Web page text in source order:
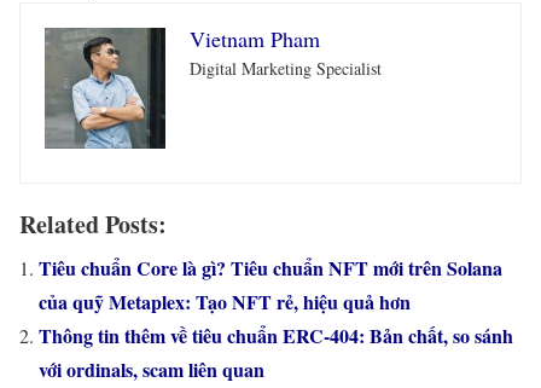
Vietnam Pham
Digital Marketing Specialist
Related Posts:
Tiêu chuẩn Core là gì? Tiêu chuẩn NFT mới trên Solana
của quỹ Metaplex: Tạo NFT rẻ, hiệu quả hơn
Thông tin thêm về tiêu chuẩn ERC-404: Bản chất, so sánh
với ordinals, scam liên quan